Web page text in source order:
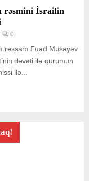
rəsmini İsrailin
0
rəssam Fuad Musayev
dəvəti ilə qurumun
ilə...